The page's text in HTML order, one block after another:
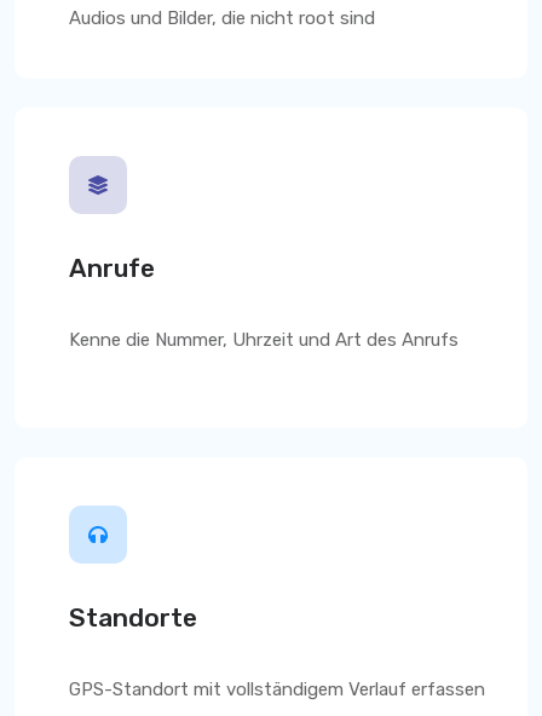
Audios und Bilder, die nicht root sind
Anrufe
Kenne die Nummer, Uhrzeit und Art des Anrufs
Standorte
GPS-Standort mit vollständigem Verlauf erfassen